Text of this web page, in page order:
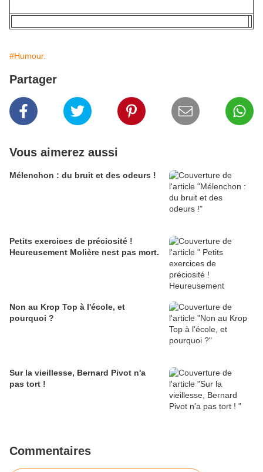
#Humour.
Partager
Vous aimerez aussi
Mélenchon : du bruit et des odeurs !
Petits exercices de préciosité !
Heureusement Molière nest pas mort.
Non au Krop Top à l'école, et
pourquoi ?
Sur la vieillesse, Bernard Pivot n'a
pas tort !
Commentaires